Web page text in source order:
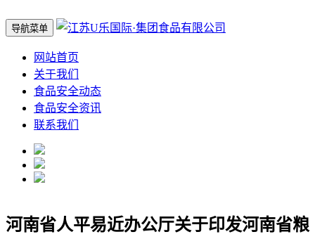
导航菜单
网站首页
关于我们
食品安全动态
食品安全资讯
联系我们
河南省人平易近办公厅关于印发河南省粮